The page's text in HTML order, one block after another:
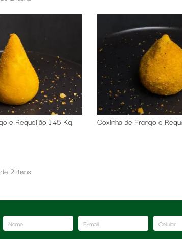
e Requeijão 1,45 Kg Coxinha de Frango e
2 itens